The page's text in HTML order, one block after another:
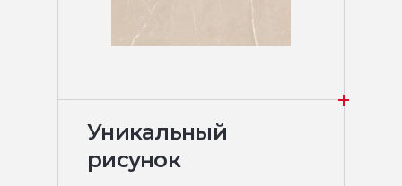
Уникальный
рисунок